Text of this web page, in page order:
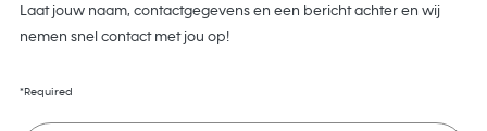
Laat jouw naam, contactgegevens en een bericht achter en wij
nemen snel contact met jou op!
*Required